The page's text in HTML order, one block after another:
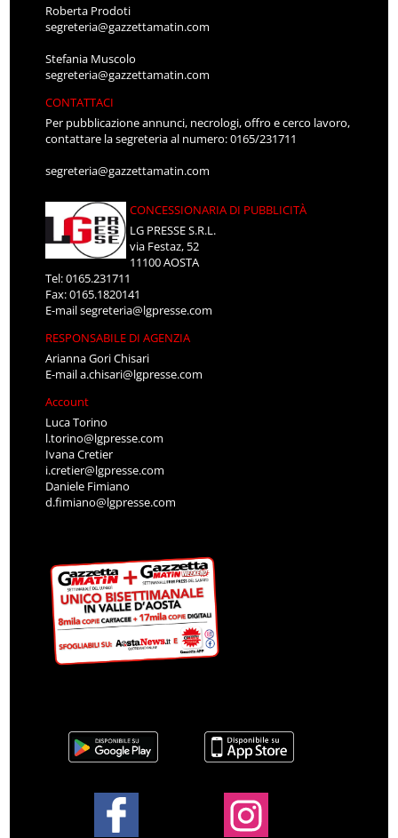
Roberta Prodoti
segreteria@gazzettamatin.com
Stefania Muscolo
segreteria@gazzettamatin.com
CONTATTACI
Per pubblicazione annunci, necrologi, offro e cerco lavoro,
contattare la segreteria al numero: 0165/231711
segreteria@gazzettamatin.com
CONCESSIONARIA DI PUBBLICITÀ
LG PRESSE S.R.L.
via Festaz, 52
11100 AOSTA
Tel: 0165.231711
Fax: 0165.1820141
E-mailsegreteria@lgpresse.com
RESPONSABILE DI AGENZIA
Arianna Gori Chisari
E-maila.chisari@lgpresse.com
Account
Luca Torino
l.torino@lgpresse.com
Ivana Cretier
i.cretier@lgpresse.com
Daniele Fimiano
d.fimiano@lgpresse.com